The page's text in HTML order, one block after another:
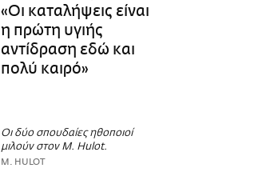
«Οι καταλήψεις είναι
η πρώτη υγιής
αντίδραση εδώ και
πολύ καιρό»
Οι δύο σπουδαίες ηθοποιοί
μιλούν στον M. Hulot.
M. HULOT